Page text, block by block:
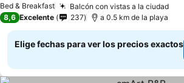
Bed & Breakfast Balcón con vistas a la ciudad
8,6 Excelente 237 a 0.5 km de la playa
Elige fechas para ver los precios exactos